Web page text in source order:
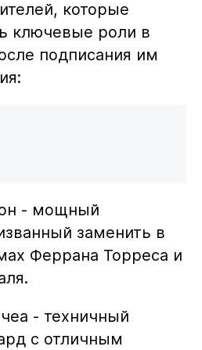
которые
ключевые роли в
подписания им
- мощный
заменить в
Феррана Торреса и
- техничный
с отличным